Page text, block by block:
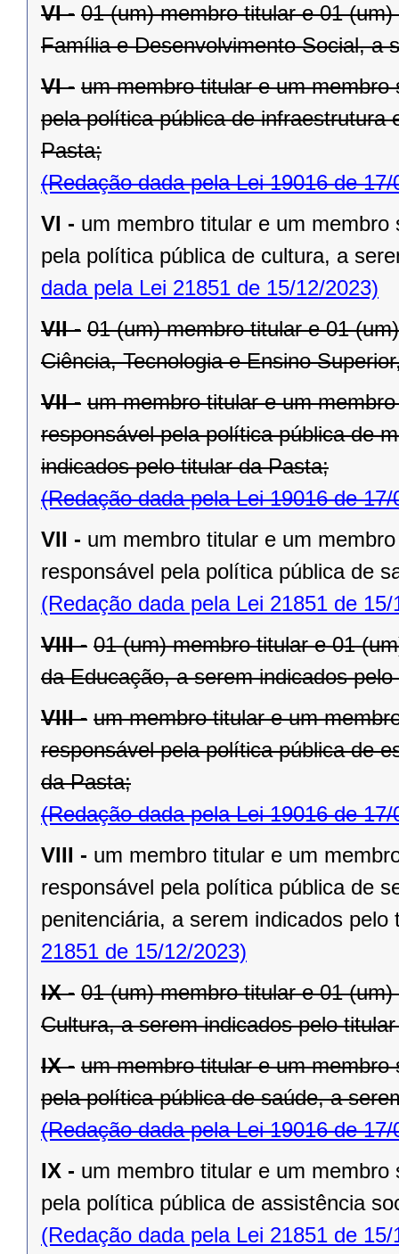
VI - 01 (um) membro titular e 01
Família e Desenvolvimento Social, a
VI - um membro titular e um
pela política pública de infraestrutura
Pasta;
(Redação dada pela Lei 19016 de 17/
VI - um membro titular e um
pela política pública de cultura, a
dada pela Lei 21851 de 15/12/2023)
VII - 01 (um) membro titular e 01
Ciência, Tecnologia e Ensino
VII - um membro titular e um
responsável pela política pública de
indicados pelo titular da Pasta;
(Redação dada pela Lei 19016 de 17/
VII - um membro titular e um
responsável pela política pública de
(Redação dada pela Lei 21851 de 15/
VIII - 01 (um) membro titular e 01
da Educação, a serem indicados
VIII - um membro titular e um
responsável pela política pública de
da Pasta;
(Redação dada pela Lei 19016 de 17/
VIII - um membro titular e um
responsável pela política pública de
penitenciária, a serem indicados pelo
21851 de 15/12/2023)
IX - 01 (um) membro titular e 01
Cultura, a serem indicados pelo
IX - um membro titular e um
pela política pública de saúde, a
(Redação dada pela Lei 19016 de 17/
IX - um membro titular e um
pela política pública de assistência
(Redação dada pela Lei 21851 de 15/